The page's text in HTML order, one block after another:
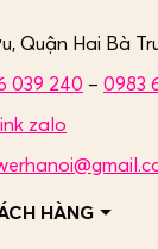
Quận Hai Bà
039 240 – 0983
zalo
HÀNG